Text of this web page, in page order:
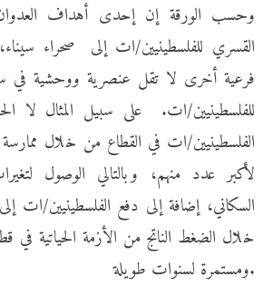
وحسب الورقة إن إحدى أهداف العدوان
القسري للفلسطينيين/ات إلى صحراء
فرعية أخرى لا تقل عنصرية ووحشية في
للفلسطينيين/ات. على سبيل المثال
الفلسطينيين/ات في القطاع من خلال ممارسة
لأكبر عدد منهم، وبالتالي الوصول
السكاني، إضافة إلى دفع الفلسطينيين/ات
خلال الضغط الناتج من الأزمة الحياتية في
ومستمرة لسنوات طويلة.